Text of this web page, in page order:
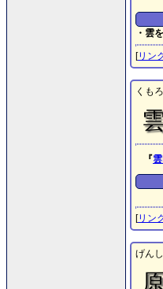
・雲
[リン
くも
『
[リン
げん